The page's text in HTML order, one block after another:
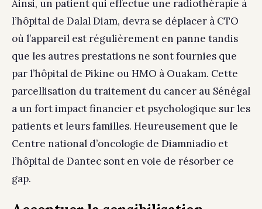
Ainsi, un patient qui effectue une radiothérapie à
l’hôpital de Dalal Diam, devra se déplacer à CTO
où l’appareil est régulièrement en panne tandis
que les autres prestations ne sont fournies que
par l’hôpital de Pikine ou HMO à Ouakam. Cette
parcellisation du traitement du cancer au Sénégal
a un fort impact financier et psychologique sur les
patients et leurs familles. Heureusement que le
Centre national d’oncologie de Diamniadio et
l’hôpital de Dantec sont en voie de résorber ce
gap.